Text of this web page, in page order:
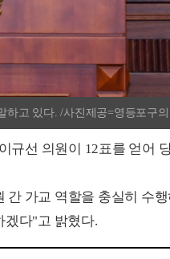
하고 있다. /사진제공=영등포구의
규선 의원이 12표를 얻어
간 가교 역할을 충실히 수
겠다"고 밝혔다.